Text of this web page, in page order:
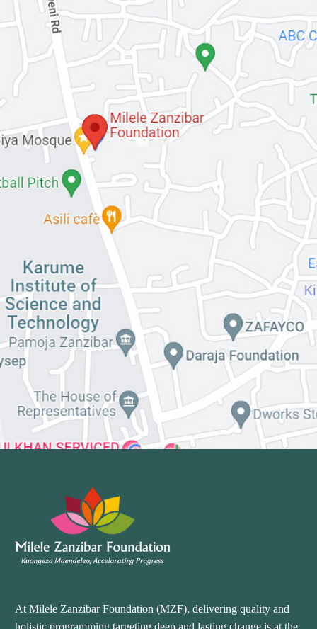
At Milele Zanzibar Foundation (MZF), delivering quality and
holistic programming targeting deep and lasting change is at the